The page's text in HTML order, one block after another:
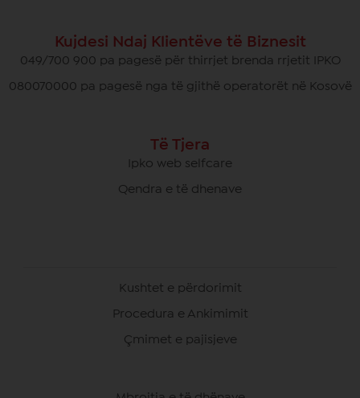
Kujdesi Ndaj Klientëve të Biznesit
049/700 900 pa pagesë për thirrjet brenda rrjetit IPKO
080070000 pa pagesë nga të gjithë operatorët në Kosovë
Të Tjera
Ipko web selfcare
Qendra e të dhenave
Kushtet e përdorimit
Procedura e Ankimimit
Çmimet e pajisjeve